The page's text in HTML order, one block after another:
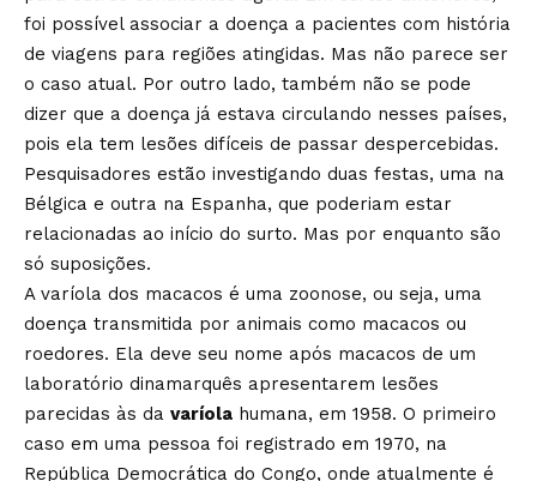
foi possível associar a doença a pacientes com história
de viagens para regiões atingidas. Mas não parece ser
o caso atual. Por outro lado, também não se pode
dizer que a doença já estava circulando nesses países,
pois ela tem lesões difíceis de passar despercebidas.
Pesquisadores estão investigando duas festas, uma na
Bélgica e outra na Espanha, que poderiam estar
relacionadas ao início do surto. Mas por enquanto são
só suposições.
A varíola dos macacos é uma zoonose, ou seja, uma
doença transmitida por animais como macacos ou
roedores. Ela deve seu nome após macacos de um
laboratório dinamarquês apresentarem lesões
parecidas às da varíola humana, em 1958. O primeiro
caso em uma pessoa foi registrado em 1970, na
República Democrática do Congo, onde atualmente é